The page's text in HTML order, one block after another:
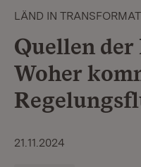
LÄND IN
Quellen
Woher
21.11.2024